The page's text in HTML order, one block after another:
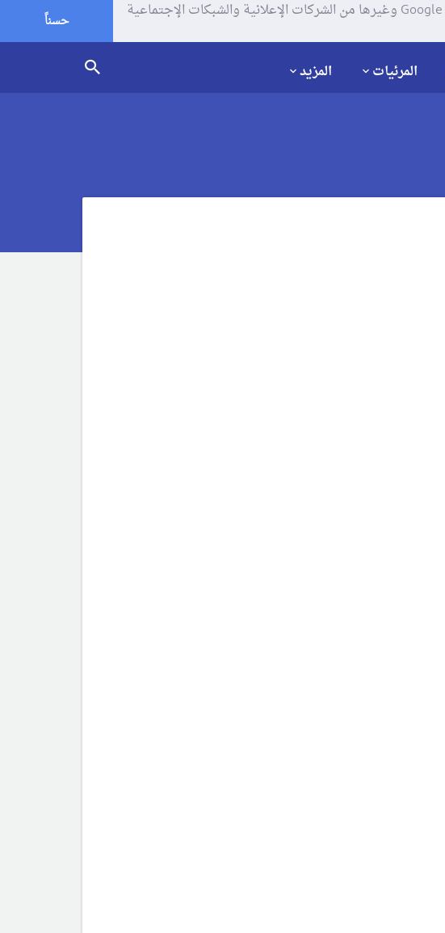
يستخدم موقعنا ملفات تعريف الإرتباط (الكوكيز) لتحليل زياراتك وإستخدامك للموقع و تتم مشاركة بعض المعلومات مع Google وغيرها من الشركات الإعلانية والشبكات الإجتماعية
حسناً
المرئيات المزيد